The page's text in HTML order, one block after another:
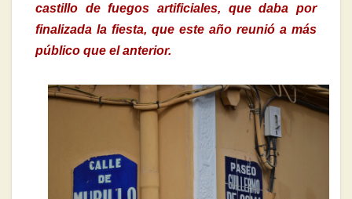
castillo de fuegos artificiales, que daba por
finalizada la fiesta, que este año reunió a más
público que el anterior.